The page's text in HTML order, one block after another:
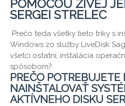
POMOCOU ŽIVEJ
SERGEI STRELEC
Prečo teda všetky tieto triky s
Windows zo služby LiveDisk
všetci ostatní, inštalácia
spôsobom?
PREČO
NAINŠTALOVAŤ
AKTÍVNEHO DISKU